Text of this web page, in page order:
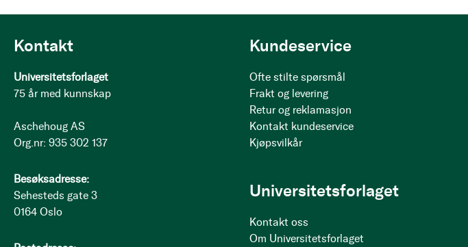
Kontakt
Universitetsforlaget
75 år med kunnskap
Aschehoug AS
Org.nr: 935 302 137
Besøksadresse:
Sehesteds gate 3
0164 Oslo
Kundeservice
Ofte stilte spørsmål
Frakt og levering
Retur og reklamasjon
Kontakt kundeservice
Kjøpsvilkår
Universitetsforlaget
Kontakt oss
Om Universitetsforlaget